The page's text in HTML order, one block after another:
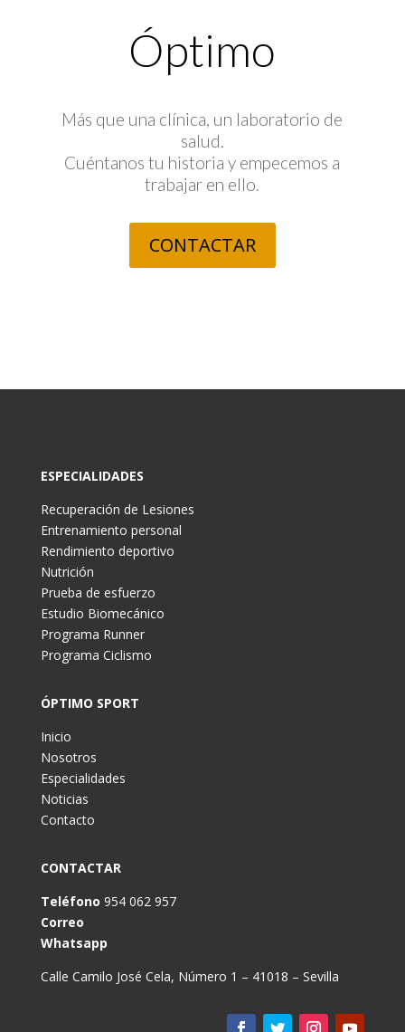
Óptimo
Más que una clínica, un laboratorio de
salud.
Cuéntanos tu historia y empecemos a
trabajar en ello.
CONTACTAR
ESPECIALIDADES
Recuperación de Lesiones
Entrenamiento personal
Rendimiento deportivo
Nutrición
Prueba de esfuerzo
Estudio Biomecánico
Programa Runner
Programa Ciclismo
ÓPTIMO SPORT
Inicio
Nosotros
Especialidades
Noticias
Contacto
CONTACTAR
Teléfono 954 062 957
Correo
Whatsapp
Calle Camilo José Cela, Número 1 – 41018 – Sevilla